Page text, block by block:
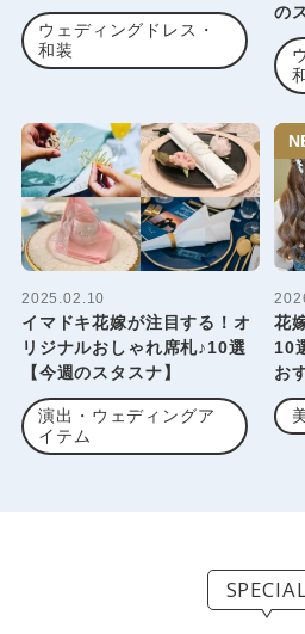
ウェディングドレス・
和装
の
2025.02.10
イマドキ花嫁が注目する！オ
リジナルおしゃれ席札♪10選
【今週のスタスナ】
演出・ウェディングア
イテム
花
10
お